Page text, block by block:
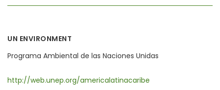
UN ENVIRONMENT
Programa Ambiental de las Naciones Unidas
http://web.unep.org/americalatinacaribe